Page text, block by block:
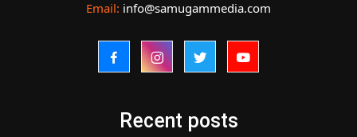
Email: info@samugammedia.com
Recent posts